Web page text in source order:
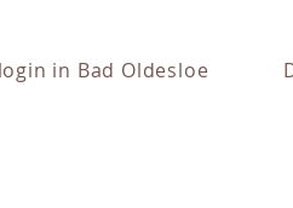
in Bad Oldesloe